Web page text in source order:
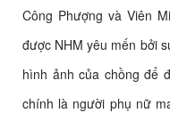
Công Phượng và Viên
được NHM yêu mến bởi
hình ảnh của chồng để
chính là người phụ nữ